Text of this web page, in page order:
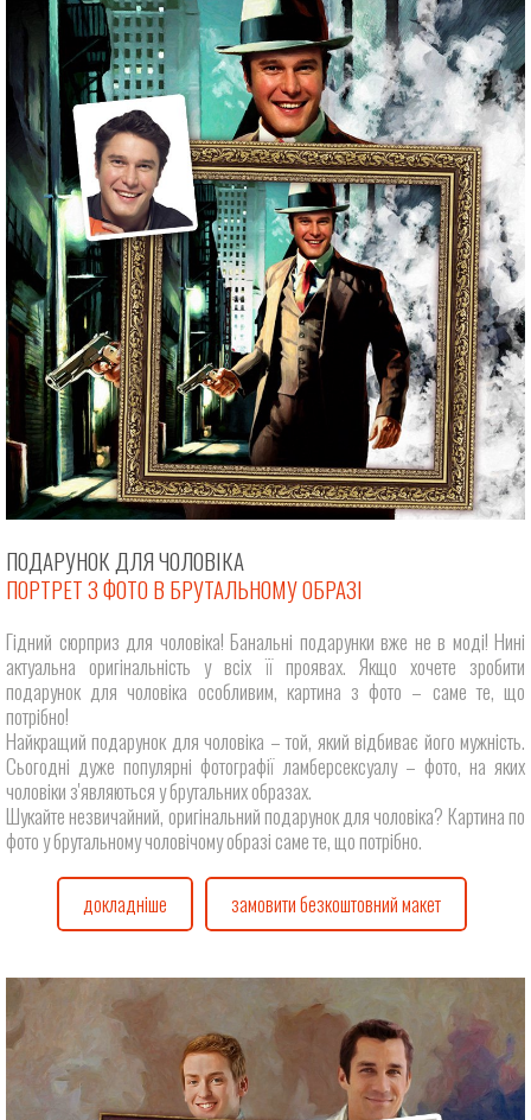
ПОДАРУНОК ДЛЯ ЧОЛОВІКА
ПОРТРЕТ З ФОТО В БРУТАЛЬНОМУ ОБРАЗІ
Гідний сюрприз для чоловіка! Банальні подарунки вже не в моді! Нині
актуальна оригінальність у всіх її проявах. Якщо хочете зробити
подарунок для чоловіка особливим, картина з фото – саме те, що
потрібно!
Найкращий подарунок для чоловіка – той, який відбиває його мужність.
Сьогодні дуже популярні фотографії ламберсексуалу – фото, на яких
чоловіки з'являються у брутальних образах.
Шукайте незвичайний, оригінальний подарунок для чоловіка? Картина по
фото у брутальному чоловічому образі саме те, що потрібно.
докладніше замовити безкоштовний макет